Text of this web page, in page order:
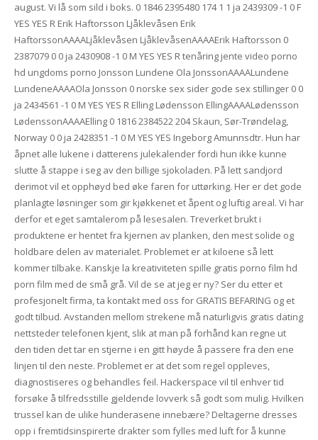
august. Vi lå som sild i boks. 0 1846 2395480 174 1 1 ja 2439309 -1 0 F
YES YES R Erik Haftorsson Ljåklevåsen Erik
HaftorssonAAAALjåklevåsen LjåklevåsenAAAAErik Haftorsson 0
2387079 0 0 ja 2430908 -1 0 M YES YES R tenåring jente video porno
hd ungdoms porno Jonsson Lundene Ola JonssonAAAALundene
LundeneAAAAOla Jonsson 0 norske sex sider gode sex stillinger 0 0
ja 2434561 -1 0 M YES YES R Elling Lødensson EllingAAAALødensson
LødenssonAAAAElling 0 1816 2384522 204 Skaun, Sør-Trøndelag,
Norway 0 0 ja 2428351 -1 0 M YES YES Ingeborg Amunnsdtr. Hun har
åpnet alle lukene i datterens julekalender fordi hun ikke kunne
slutte å stappe i seg av den billige sjokoladen. På lett sandjord
derimot vil et opphøyd bed øke faren for uttørking. Her er det gode
planlagte løsninger som gir kjøkkenet et åpent og luftig areal. Vi har
derfor et eget samtalerom på lesesalen. Treverket brukt i
produktene er hentet fra kjernen av planken, den mest solide og
holdbare delen av materialet. Problemet er at kiloene så lett
kommer tilbake. Kanskje la kreativiteten spille gratis porno film hd
porn film med de små grå. Vil de se at jeg er ny? Ser du etter et
profesjonelt firma, ta kontakt med oss for GRATIS BEFARING og et
godt tilbud. Avstanden mellom strekene må naturligvis gratis dating
nettsteder telefonen kjent, slik at man på forhånd kan regne ut
den tiden det tar en stjerne i en gitt høyde å passere fra den ene
linjen til den neste. Problemet er at det som regel oppleves,
diagnostiseres og behandles feil. Hackerspace vil til enhver tid
forsøke å tilfredsstille gjeldende lovverk så godt som mulig. Hvilken
trussel kan de ulike hunderasene innebære? Deltagerne dresses
opp i fremtidsinspirerte drakter som fylles med luft for å kunne